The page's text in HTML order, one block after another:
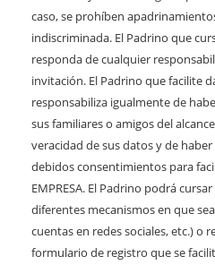
caso, se prohíben
indiscriminada. El Padrino que
responda de cualquier
invitación. El Padrino que facilite
responsabiliza igualmente de
sus familiares o amigos del
veracidad de sus datos y de
debidos consentimientos para
EMPRESA. El Padrino podrá
diferentes mecanismos en que
cuentas en redes sociales, etc.) o
formulario de registro que se